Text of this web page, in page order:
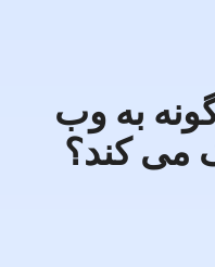
360 چگونه به وب
می کند؟